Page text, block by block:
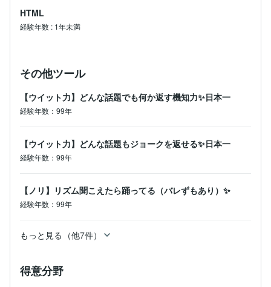
HTML
経験年数 : 1年未満
その他ツール
【ウイット力】どんな話題でも何か返す機知力✨日本一
経験年数：99年
【ウイット力】どんな話題もジョークを返せる✨日本一
経験年数：99年
【ノリ】リズム聞こえたら踊ってる（バレずもあり）✨
経験年数：99年
もっと見る（他7件）
得意分野